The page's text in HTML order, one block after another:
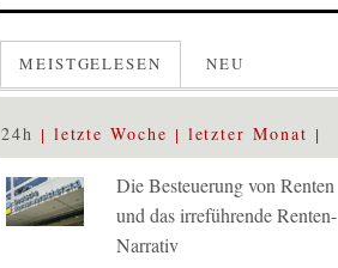
MEISTGELESEN NEU
24h letzte Woche letzter Monat
Die Besteuerung von Renten
und das irreführende Renten-
Narrativ